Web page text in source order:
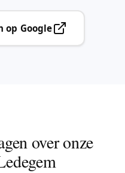
op Google
over onze